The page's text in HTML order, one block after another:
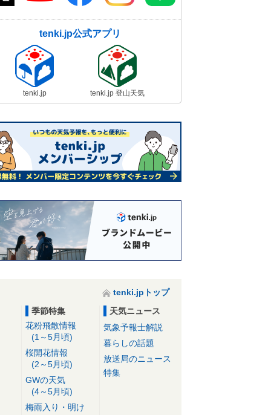
tenki.jp公式アプリ
tenki.jp tenki.jp 登山天気
tenki.jpトップ
季節特集
花粉飛散情報
(1～5月頃)
桜開花情報
(2～5月頃)
GWの天気
(4～5月頃)
梅雨入り・明け
天気ニュース
気象予報士解説
暮らしの話題
放送局のニュース
特集